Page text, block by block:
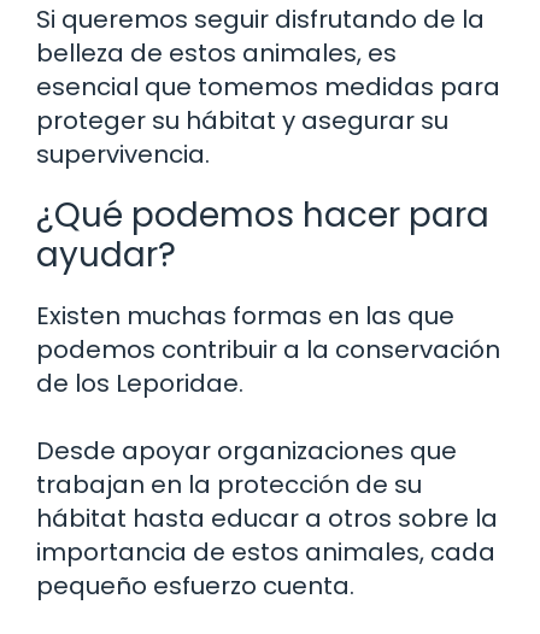
Si queremos seguir disfrutando de la
belleza de estos animales, es
esencial que tomemos medidas para
proteger su hábitat y asegurar su
supervivencia.
¿Qué podemos hacer para
ayudar?
Existen muchas formas en las que
podemos contribuir a la conservación
de los Leporidae.
Desde apoyar organizaciones que
trabajan en la protección de su
hábitat hasta educar a otros sobre la
importancia de estos animales, cada
pequeño esfuerzo cuenta.